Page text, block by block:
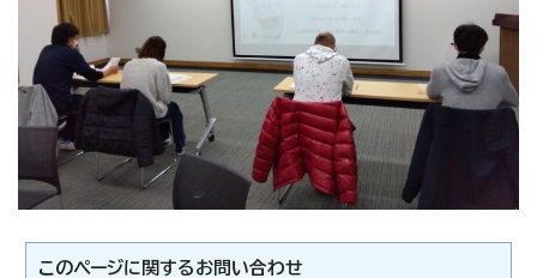
このページに関する お問い合わせ